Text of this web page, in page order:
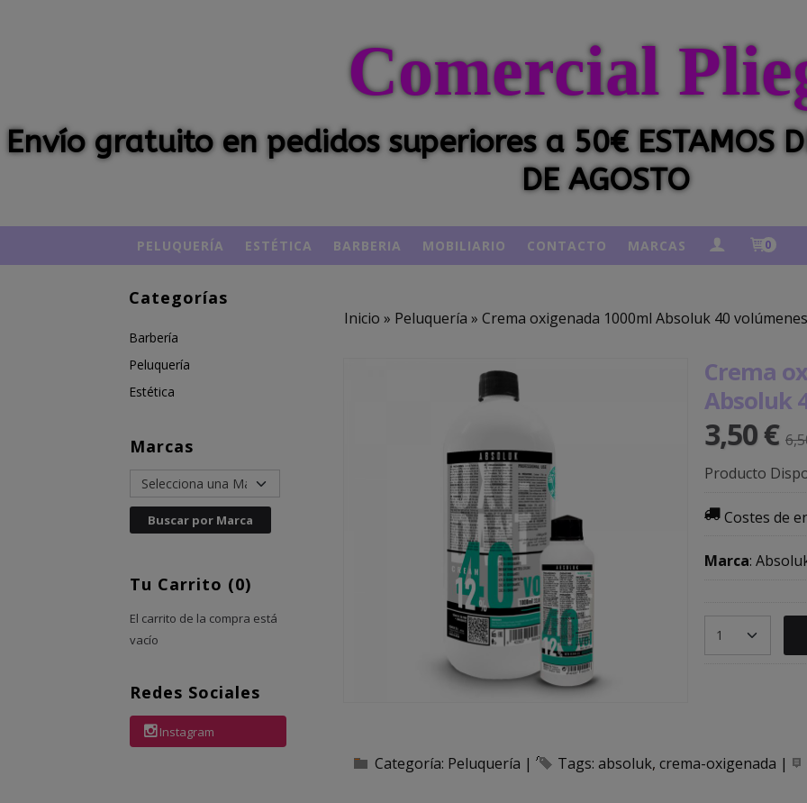
Comercial
Envío gratuito en pedidos superiores a 50€ ESTAMOS
DE AGOSTO
PELUQUERÍA ESTÉTICA BARBERIA MOBILIARIO CONTACTO MARCAS 0
Categorías
Barbería
Peluquería
Estética
Marcas
Tu Carrito (0)
El carrito de la compra está
vacío
Redes Sociales
Instagram
Inicio » Peluquería » Crema oxigenada 1000ml Absoluk 40 volúmenes
Crema
Absoluk
3,50 €
Producto
Costes de
Marca:
Categoría: Peluquería | Tags: absoluk crema-oxigenada |